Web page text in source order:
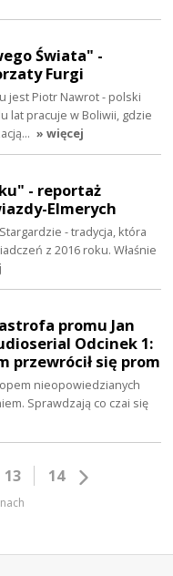
Świata" -
Furgi
jest Piotr Nawrot - polski
lat pracuje w Boliwii, gdzie
» więcej
- reportaż
Elmerych
- tradycja, która
z 2016 roku. Właśnie
promu Jan
Odcinek 1:
przewrócił się prom
nieopowiedzianych
Sprawdzają co czai się
13 14